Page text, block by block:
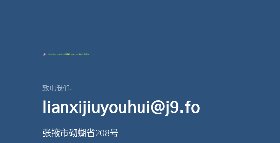
致电我们:
lianxijiuyouhui@j9.fo
张掖市砌蝴省208号